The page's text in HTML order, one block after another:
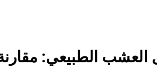
الطبيعي: مقارنة